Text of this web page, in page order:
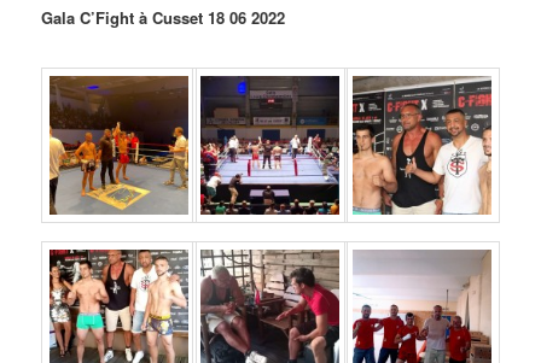
Gala C’Fight à Cusset 18 06 2022